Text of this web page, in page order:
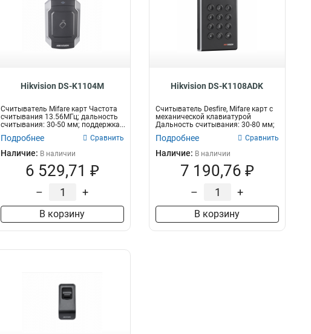
Hikvision DS-K1104M
Считыватель Mifare карт Частота
считывания 13.56МГц; дальность
считывания: 30-50 мм; поддержка...
Подробнее Сравнить
Наличие: В наличии
6 529,71 ₽
– +
В корзину
Hikvision DS-K1108ADK
Считыватель Desfire, Mifare карт с
механической клавиатурой
Дальность считывания: 30-80 мм;
Подробнее Сравнить
Наличие: В наличии
7 190,76 ₽
– +
В корзину